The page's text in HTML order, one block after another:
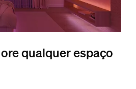
qualquer espaço